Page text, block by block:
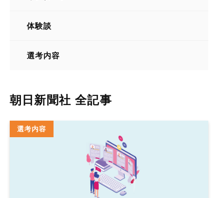
体験談
選考内容
朝日新聞社 全記事
選考内容